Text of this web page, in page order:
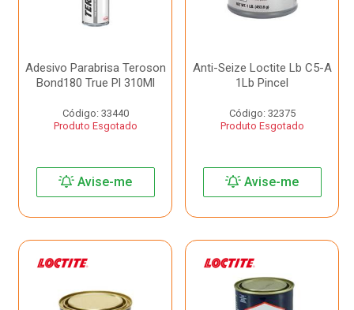
Adesivo Parabrisa Teroson
Bond180 True Pl 310Ml
Código: 33440
Produto Esgotado
Avise-me
Anti-Seize Loctite Lb C5-A
1Lb Pincel
Código: 32375
Produto Esgotado
Avise-me